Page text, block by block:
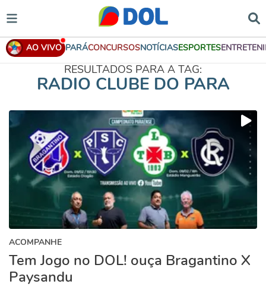
AO VIVO PARÁCONCURSOSNOTÍCIASESPORTES
RESULTADOS PARA A TAG:
RADIO CLUBE DO PARA
ACOMPANHE
Tem Jogo no DOL! ouça Bragantino X
Paysandu